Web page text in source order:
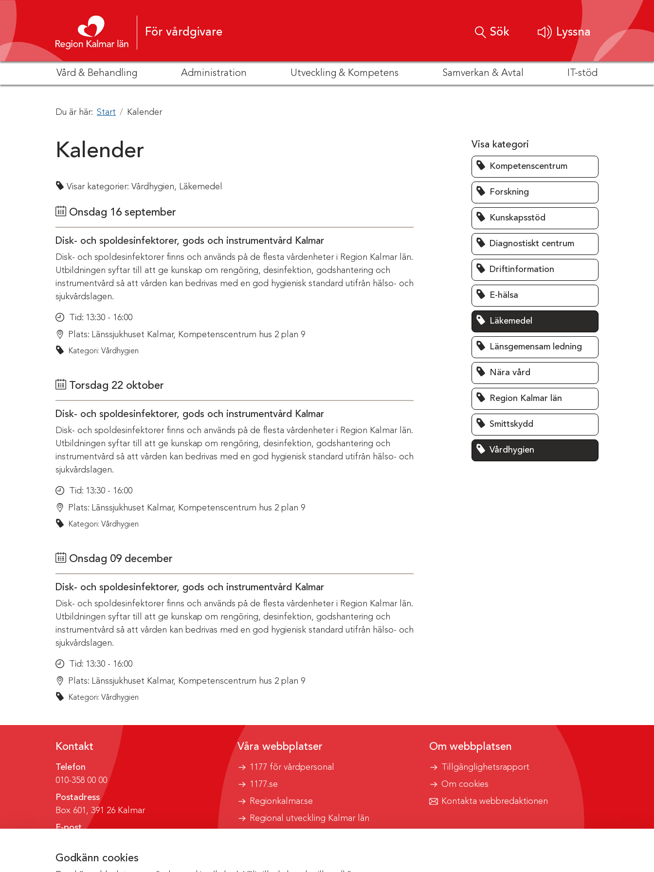
Godkänn cookies
Hoppa till innehåll
För vårdgivare Sök Lyssna
Vård & Behandling Administration Utveckling & Kompetens Samverkan & Avtal IT-stöd
Du är här: Start Kalender
Kalender
Visar kategorier: Vårdhygien, Läkemedel
Onsdag 16 september
Disk- och spoldesinfektorer, gods och instrumentvård Kalmar
Disk- och spoldesinfektorer finns och används på de flesta vårdenheter i Region Kalmar län.
Utbildningen syftar till att ge kunskap om rengöring, desinfektion, godshantering och
instrumentvård så att vården kan bedrivas med en god hygienisk standard utifrån hälso- och
sjukvårdslagen.
Tid: 13:30 - 16:00
Plats: Länssjukhuset Kalmar, Kompetenscentrum hus 2 plan 9
Kategori: Vårdhygien
Torsdag 22 oktober
Disk- och spoldesinfektorer, gods och instrumentvård Kalmar
Disk- och spoldesinfektorer finns och används på de flesta vårdenheter i Region Kalmar län.
Utbildningen syftar till att ge kunskap om rengöring, desinfektion, godshantering och
instrumentvård så att vården kan bedrivas med en god hygienisk standard utifrån hälso- och
sjukvårdslagen.
Tid: 13:30 - 16:00
Plats: Länssjukhuset Kalmar, Kompetenscentrum hus 2 plan 9
Kategori: Vårdhygien
Onsdag 09 december
Disk- och spoldesinfektorer, gods och instrumentvård Kalmar
Disk- och spoldesinfektorer finns och används på de flesta vårdenheter i Region Kalmar län.
Utbildningen syftar till att ge kunskap om rengöring, desinfektion, godshantering och
instrumentvård så att vården kan bedrivas med en god hygienisk standard utifrån hälso- och
sjukvårdslagen.
Tid: 13:30 - 16:00
Plats: Länssjukhuset Kalmar, Kompetenscentrum hus 2 plan 9
Kategori: Vårdhygien
Visa kategori
Kompetenscentrum
Forskning
Kunskapsstöd
Diagnostiskt centrum
Driftinformation
E-hälsa
Läkemedel
Länsgemensam ledning
Nära vård
Region Kalmar län
Smittskydd
Vårdhygien
Kontakt
Telefon
010-358 00 00
Postadress
Box 601, 391 26 Kalmar
E-post
Våra webbplatser
1177 för vårdpersonal
1177.se
Regionkalmar.se
Regional utveckling Kalmar län
Om webbplatsen
Tillgänglighetsrapport
Om cookies
Kontakta webbredaktionen